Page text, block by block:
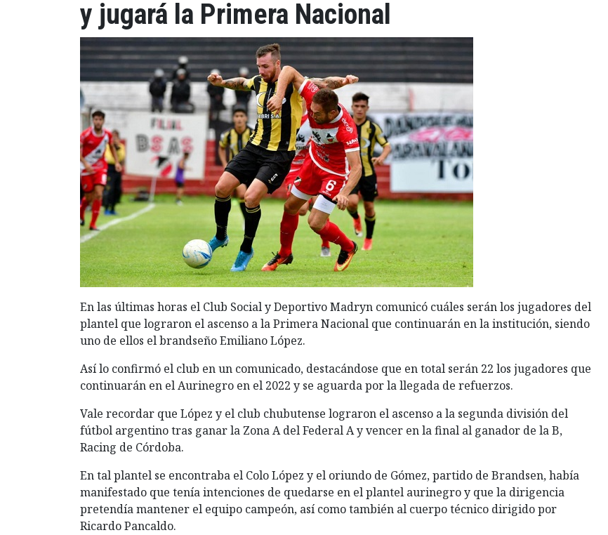
y jugará la Primera Nacional
En las últimas horas el Club Social y Deportivo Madryn comunicó cuáles serán los jugadores del
plantel que lograron el ascenso a la Primera Nacional que continuarán en la institución, siendo
uno de ellos el brandseño Emiliano López.
Así lo confirmó el club en un comunicado, destacándose que en total serán 22 los jugadores que
continuarán en el Aurinegro en el 2022 y se aguarda por la llegada de refuerzos.
Vale recordar que López y el club chubutense lograron el ascenso a la segunda división del
fútbol argentino tras ganar la Zona A del Federal A y vencer en la final al ganador de la B,
Racing de Córdoba.
En tal plantel se encontraba el Colo López y el oriundo de Gómez, partido de Brandsen, había
manifestado que tenía intenciones de quedarse en el plantel aurinegro y que la dirigencia
pretendía mantener el equipo campeón, así como también al cuerpo técnico dirigido por
Ricardo Pancaldo.